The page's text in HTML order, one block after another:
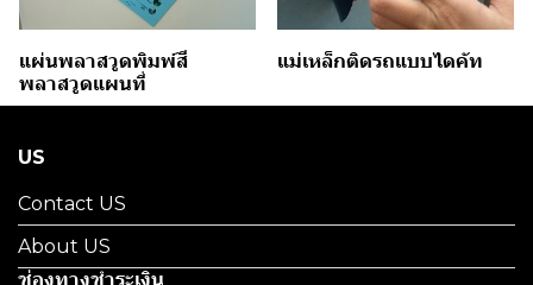
แผ่นพลาสวูดพิมพ์สี
พลาสวูดแผนที่
แม่เหล็กติดรถแบบไดคัท
US
Contact US
About US
ช่องทางชำระเงิน